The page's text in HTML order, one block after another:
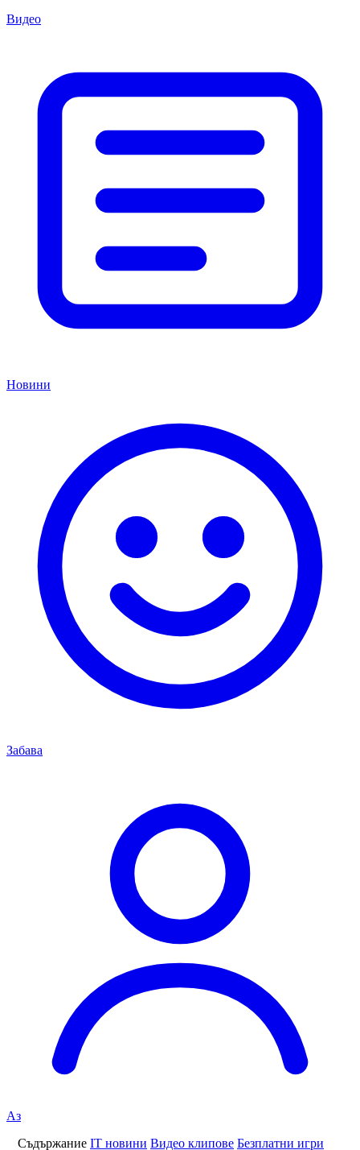
Видео
Новини
Забава
Аз
Съдържание IT новини Видео клипове Безплатни игри